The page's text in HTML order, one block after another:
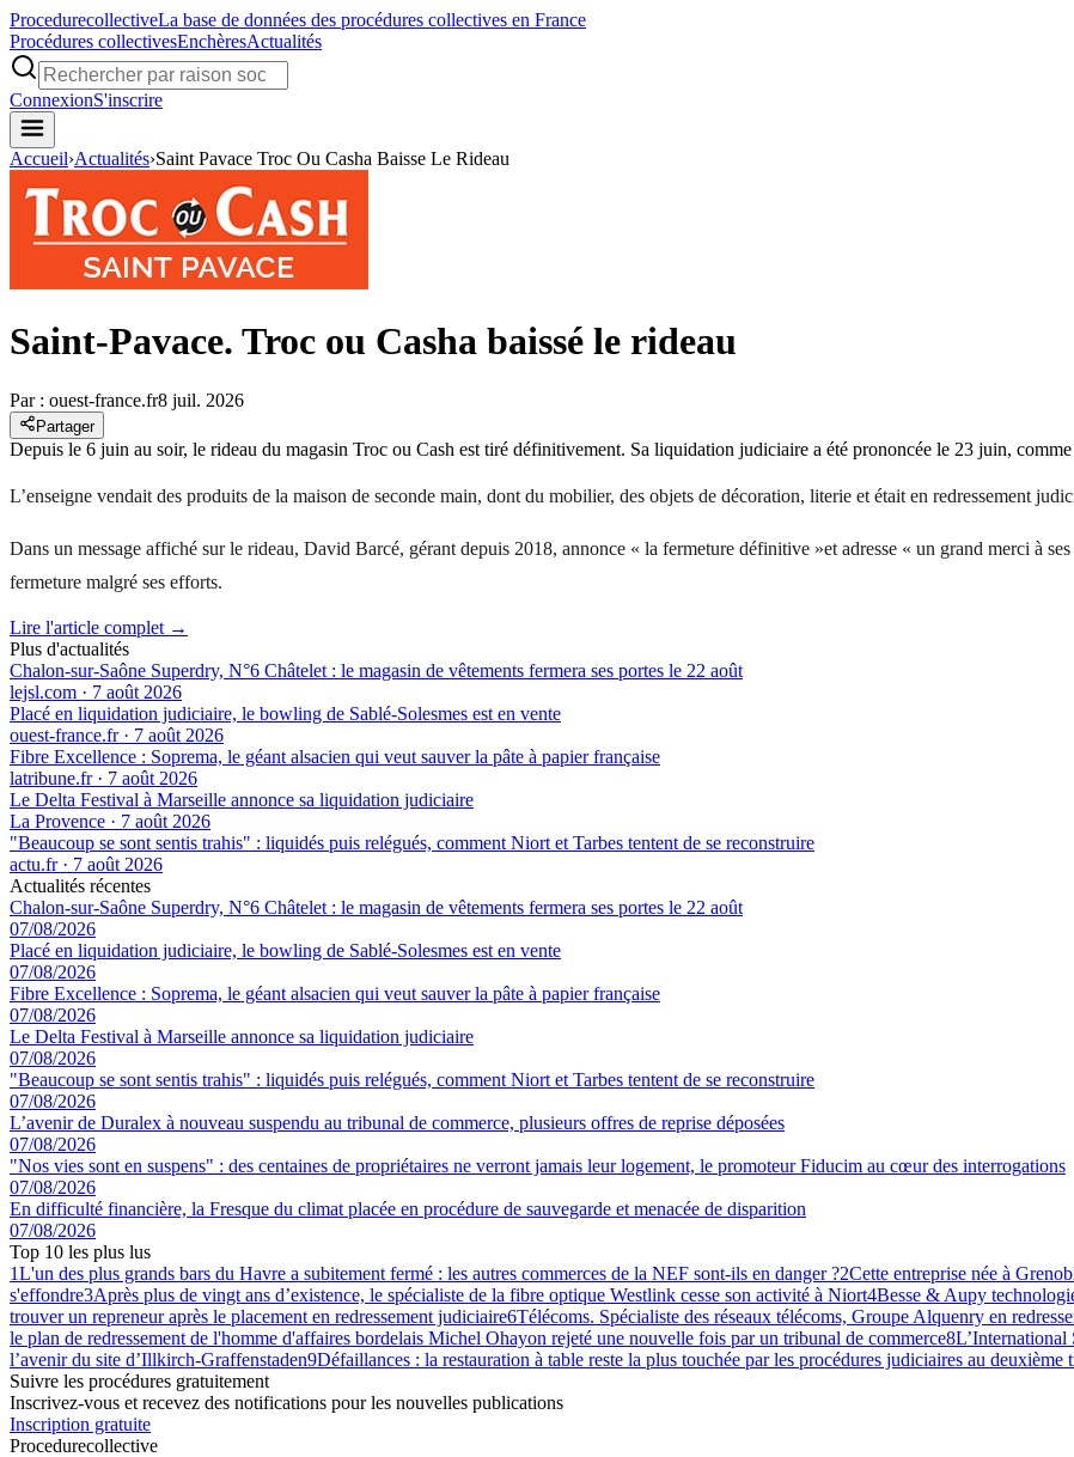
ProcedurecollectiveLa base de données des procédures collectives en France
Procédures collectivesEnchèresActualités
ConnexionS'inscrire
Accueil›Actualités›Saint Pavace Troc Ou Casha Baisse Le Rideau
Saint-Pavace. Troc ou Casha baissé le rideau
Par : ouest-france.fr8 juil. 2026
Partager
Depuis le 6 juin au soir, le rideau du magasin Troc ou Cash est tiré définitivement. Sa liquidation judiciaire a été prononcée le 23 juin,
L’enseigne vendait des produits de la maison de seconde main, dont du mobilier, des objets de décoration, literie et était en redressement
Dans un message affiché sur le rideau, David Barcé, gérant depuis 2018, annonce « la fermeture définitive »et adresse « un grand merci à
fermeture malgré ses efforts.
Lire l'article complet →
Plus d'actualités
Chalon-sur-Saône Superdry, N°6 Châtelet : le magasin de vêtements fermera ses portes le 22 août
lejsl.com · 7 août 2026
Placé en liquidation judiciaire, le bowling de Sablé-Solesmes est en vente
ouest-france.fr· 7 août 2026
Fibre Excellence : Soprema, le géant alsacien qui veut sauver la pâte à papier française
latribune.fr· 7 août 2026
Le Delta Festival à Marseille annonce sa liquidation judiciaire
La Provence · 7 août 2026
"Beaucoup se sont sentis trahis" : liquidés puis relégués, comment Niort et Tarbes tentent de se reconstruire
actu.fr· 7 août 2026
Actualités récentes
Chalon-sur-Saône Superdry, N°6 Châtelet : le magasin de vêtements fermera ses portes le 22 août
07/08/2026
Placé en liquidation judiciaire, le bowling de Sablé-Solesmes est en vente
07/08/2026
Fibre Excellence : Soprema, le géant alsacien qui veut sauver la pâte à papier française
07/08/2026
Le Delta Festival à Marseille annonce sa liquidation judiciaire
07/08/2026
"Beaucoup se sont sentis trahis" : liquidés puis relégués, comment Niort et Tarbes tentent de se reconstruire
07/08/2026
L’avenir de Duralex à nouveau suspendu au tribunal de commerce, plusieurs offres de reprise déposées
07/08/2026
"Nos vies sont en suspens" : des centaines de propriétaires ne verront jamais leur logement, le promoteur Fiducim au cœur des interrogations
07/08/2026
En difficulté financière, la Fresque du climat placée en procédure de sauvegarde et menacée de disparition
07/08/2026
Top 10 les plus lus
1L'un des plus grands bars du Havre a subitement fermé : les autres commerces de la NEF sont-ils en danger ?2Cette entreprise née à
s'effondre3Après plus de vingt ans d’existence, le spécialiste de la fibre optique Westlink cesse son activité à Niort4Besse & Aupy
trouver un repreneur après le placement en redressement judiciaire6Télécoms. Spécialiste des réseaux télécoms, Groupe Alquenry en
le plan de redressement de l'homme d'affaires bordelais Michel Ohayon rejeté une nouvelle fois par un tribunal de commerce8
l’avenir du site d’Illkirch-Graffenstaden9Défaillances : la restauration à table reste la plus touchée par les procédures judiciaires au deuxième
Suivre les procédures gratuitement
Inscrivez-vous et recevez des notifications pour les nouvelles publications
Inscription gratuite
Procedurecollective